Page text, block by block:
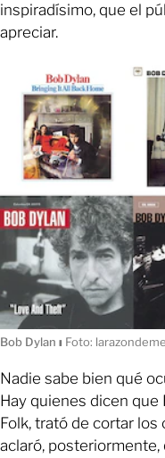
inspiradísimo, que el
apreciar.
Bob Dylan ı Foto:
Nadie sabe bien qué
Hay quienes dicen que
Folk, trató de cortar los
aclaró,